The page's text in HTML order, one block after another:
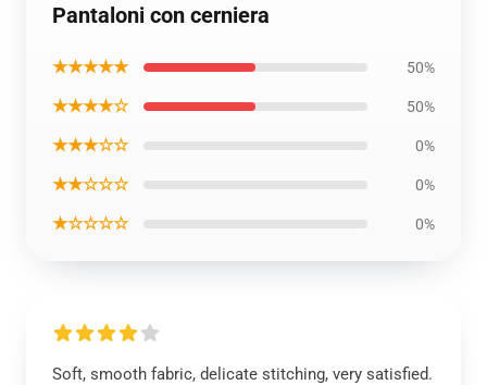
Pantaloni con cerniera
★★★★★ 50%
★★★★☆ 50%
★★★☆☆ 0%
★★☆☆☆ 0%
★☆☆☆☆ 0%
Soft, smooth fabric, delicate stitching, very satisfied.